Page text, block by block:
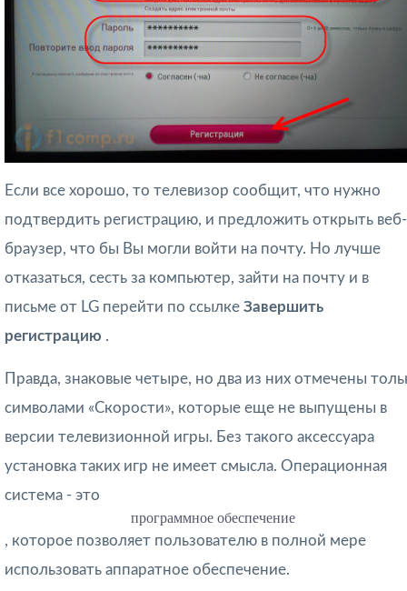
Если все хорошо, то телевизор сообщит, что нужно
подтвердить регистрацию, и предложить открыть веб-
браузер, что бы Вы могли войти на почту. Но лучше
отказаться, сесть за компьютер, зайти на почту и в
письме от LG перейти по ссылке Завершить
регистрацию .
Правда, знаковые четыре, но два из них отмечены
символами «Скорости», которые еще не выпущены в
версии телевизионной игры. Без такого аксессуара
установка таких игр не имеет смысла. Операционная
система - это
программное обеспечение
, которое позволяет пользователю в полной мере
использовать аппаратное обеспечение.